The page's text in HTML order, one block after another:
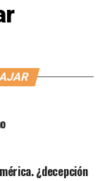
¿decepción